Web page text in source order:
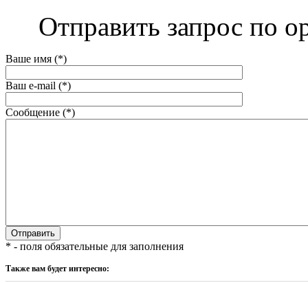
Отправить запрос по
Ваше имя (*)
Ваш e-mail (*)
Сообщение (*)
* - поля обязательные для заполнения
Также вам будет интересно: